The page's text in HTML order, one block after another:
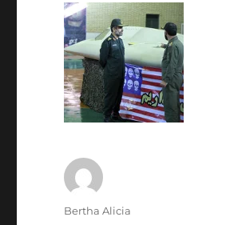
Author
Bertha Alicia